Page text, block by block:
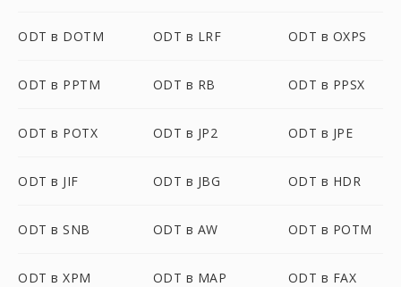
ODT в DOTM ODT в LRF ODT в OXPS
ODT в PPTM ODT в RB ODT в PPSX
ODT в POTX ODT в JP2 ODT в JPE
ODT в JIF ODT в JBG ODT в HDR
ODT в SNB ODT в AW ODT в POTM
ODT в XPM ODT в MAP ODT в FAX